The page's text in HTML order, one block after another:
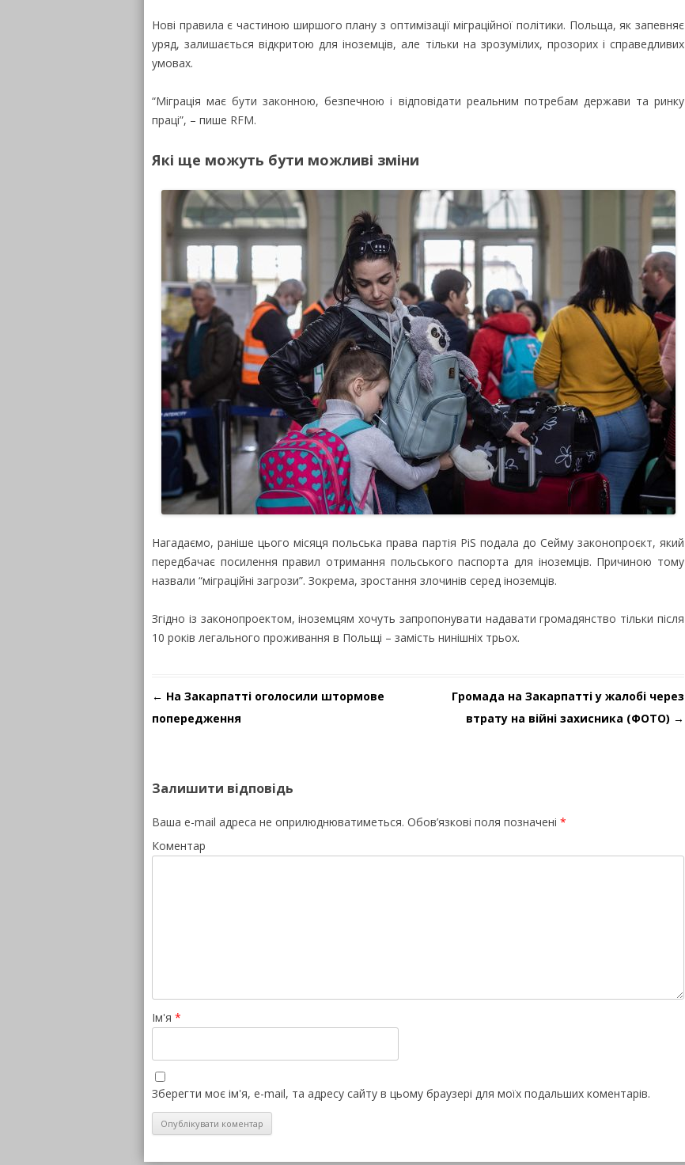
Нові правила є частиною ширшого плану з оптимізації міграційної політики. Польща, як запевняє
уряд, залишається відкритою для іноземців, але тільки на зрозумілих, прозорих і справедливих
умовах.
“Міграція має бути законною, безпечною і відповідати реальним потребам держави та ринку
праці”, – пише RFM.
Які ще можуть бути можливі зміни
Нагадаємо, раніше цього місяця польська права партія PiS подала до Сейму законопроєкт, який
передбачає посилення правил отримання польського паспорта для іноземців. Причиною тому
назвали “міграційні загрози”. Зокрема, зростання злочинів серед іноземців.
Згідно із законопроектом, іноземцям хочуть запропонувати надавати громадянство тільки після
10 років легального проживання в Польщі – замість нинішніх трьох.
Навігація по запису
← На Закарпатті оголосили штормове
попередження
Громада на Закарпатті у жалобі через
втрату на війні захисника (ФОТО) →
Залишити відповідь
Ваша e-mail адреса не оприлюднюватиметься. Обов’язкові поля позначені *
Коментар
Ім'я *
Зберегти моє ім'я, e-mail, та адресу сайту в цьому браузері для моїх подальших коментарів.